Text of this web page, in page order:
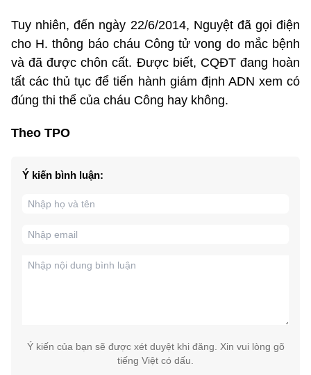
Tuy nhiên, đến ngày 22/6/2014, Nguyệt đã gọi điện
cho H. thông báo cháu Công tử vong do mắc bệnh
và đã được chôn cất. Được biết, CQĐT đang hoàn
tất các thủ tục để tiến hành giám định ADN xem có
đúng thi thể của cháu Công hay không.
Theo TPO
Ý kiến bình luận:
Ý kiến của bạn sẽ được xét duyệt khi đăng. Xin vui lòng gõ
tiếng Việt có dấu.